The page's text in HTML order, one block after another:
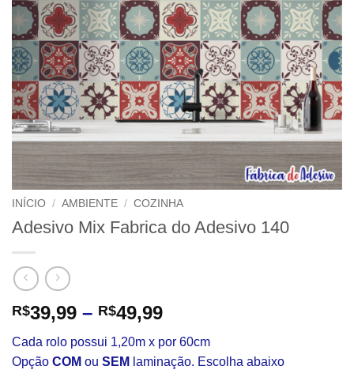
INÍCIO / AMBIENTE / COZINHA
Adesivo Mix Fabrica do Adesivo 140
R$39,99 – R$49,99Faixa
de
preço:
R$39,99
Cada rolo possui 1,20m x por 60cm
Opção COM ou SEM laminação. Escolha abaixo